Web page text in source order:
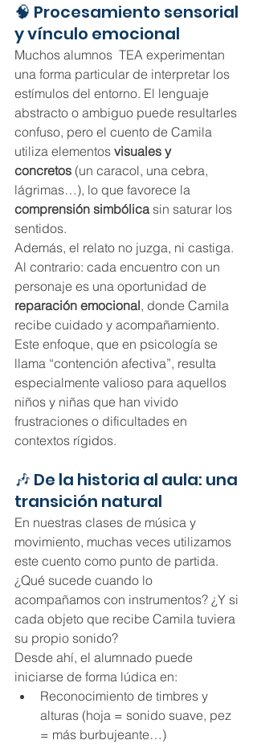
🧠 Procesamiento sensorial
y vínculo emocional
Muchos alumnos  TEA experimentan
una forma particular de interpretar los
estímulos del entorno. El lenguaje
abstracto o ambiguo puede resultarles
confuso, pero el cuento de Camila
utiliza elementos visuales y
concretos (un caracol, una cebra,
lágrimas…), lo que favorece la
comprensión simbólica sin saturar los
sentidos.
Además, el relato no juzga, ni castiga.
Al contrario: cada encuentro con un
personaje es una oportunidad de
reparación emocional, donde Camila
recibe cuidado y acompañamiento.
Este enfoque, que en psicología se
llama “contención afectiva”, resulta
especialmente valioso para aquellos
niños y niñas que han vivido
frustraciones o dificultades en
contextos rígidos.
🎶 De la historia al aula: una
transición natural
En nuestras clases de música y
movimiento, muchas veces utilizamos
este cuento como punto de partida.
¿Qué sucede cuando lo
acompañamos con instrumentos? ¿Y si
cada objeto que recibe Camila tuviera
su propio sonido?
Desde ahí, el alumnado puede
iniciarse de forma lúdica en:
Reconocimiento de timbres y
alturas (hoja = sonido suave, pez
= más burbujeante…)